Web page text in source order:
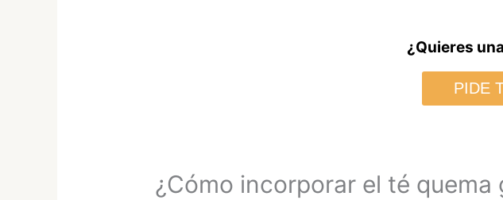
¿Quieres
PIDE
¿Cómo incorporar el té quema